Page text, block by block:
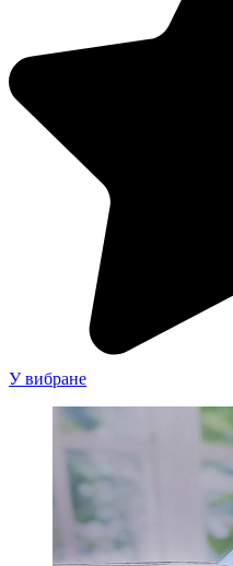
У вибране